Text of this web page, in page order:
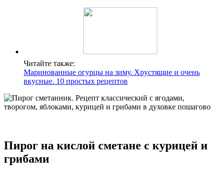
Читайте также:
Маринованные огурцы на зиму. Хрустящие и очень
вкусные. 10 простых рецептов
Пирог на кислой сметане с курицей и
грибами